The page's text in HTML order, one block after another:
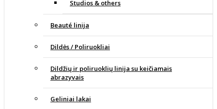
Studios & others
Beauté linija
Dildės / Poliruokliai
Dildžių ir poliruoklių linija su keičiamais
abrazyvais
Geliniai lakai